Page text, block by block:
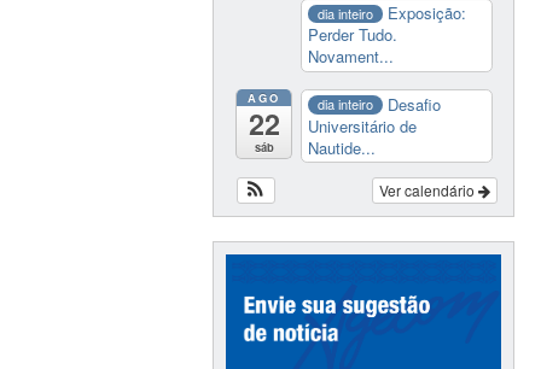
dia inteiro
Exposição:
Perder Tudo.
Novament...
AGO
22
sáb
dia inteiro
Desafio
Universitário de
Nautide...
Ver calendário